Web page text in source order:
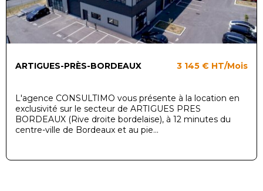
ARTIGUES-PRÈS-BORDEAUX 3 145 € HT/Mois
L'agence CONSULTIMO vous présente à la location en
exclusivité sur le secteur de ARTIGUES PRES
BORDEAUX (Rive droite bordelaise), à 12 minutes du
centre-ville de Bordeaux et au pie...